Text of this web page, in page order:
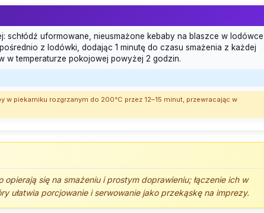
schłódź uformowane, nieusmażone kebaby na blaszce w lodówce
z lodówki, dodając 1 minutę do czasu smażenia z każdej
w temperaturze pokojowej powyżej 2 godzin.
piekarniku rozgrzanym do 200°C przez 12–15 minut, przewracając w
się na smażeniu i prostym doprawieniu; łączenie ich w
ułatwia porcjowanie i serwowanie jako przekąskę na imprezy.